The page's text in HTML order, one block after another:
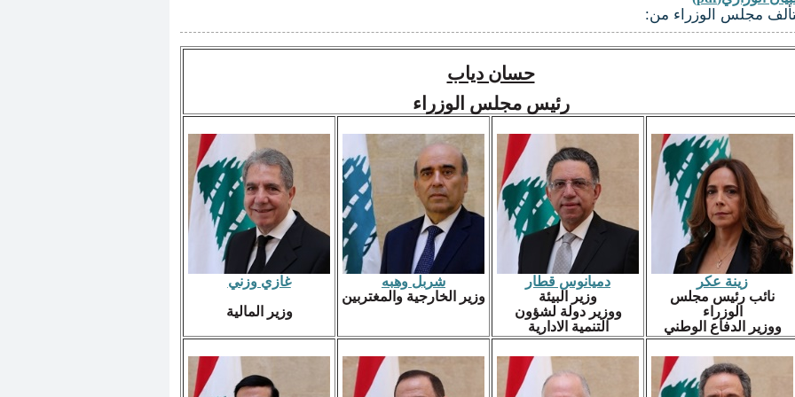
مجلس الوزراء من:
حسان دياب
رئيس مجلس الوزراء
زينة عكر
نائب رئيس مجلس
الوزراء
ووزير الدفاع الوطني
دميانوس قطار
وزير البيئة
ووزير دولة لشؤون
التنمية الادارية
شربل وهبه
وزير الخارجية والمغتربين
غازي وزني
وزير المالية